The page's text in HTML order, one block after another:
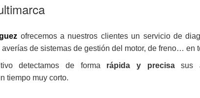
ofrecemos a nuestros clientes un servicio de
de sistemas de gestión del motor, de freno… en
detectamos de forma rápida y precisasus
tiempo muy corto.